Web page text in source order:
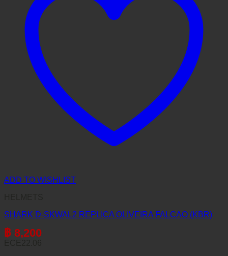
ADD TO WISHLIST
SHARK D-SKWAL2 REPLICA OLIVEIRA FALCAO (KBR)
฿ 8,200